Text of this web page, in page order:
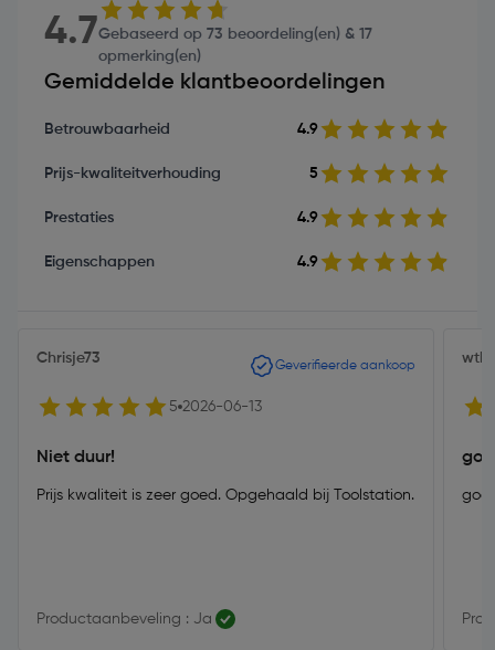
4.7Gebaseerd op 73 beoordeling(en) & 17
opmerking(en)
Gemiddelde klantbeoordelingen
Betrouwbaarheid 4.9
Prijs-kwaliteitverhouding 5
Prestaties 4.9
Eigenschappen 4.9
Chrisje73 Geverifieerde aankoop
5 2026-06-13
Niet duur!
Prijs kwaliteit is zeer goed. Opgehaald bij Toolstation.
Productaanbeveling : Ja
wtb